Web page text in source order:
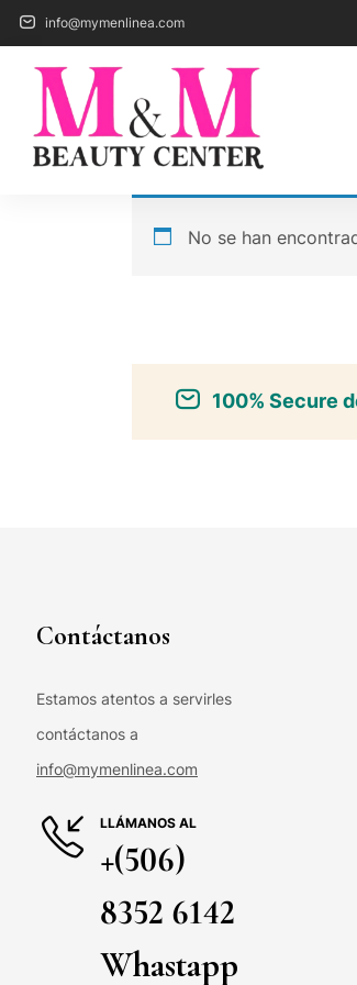
info@mymenlinea.com
No se han
100% Secure
Contáctanos
Estamos atentos a servirles
contáctanos a
info@mymenlinea.com
LLÁMANOS AL
+(506)
8352 6142
Whastapp